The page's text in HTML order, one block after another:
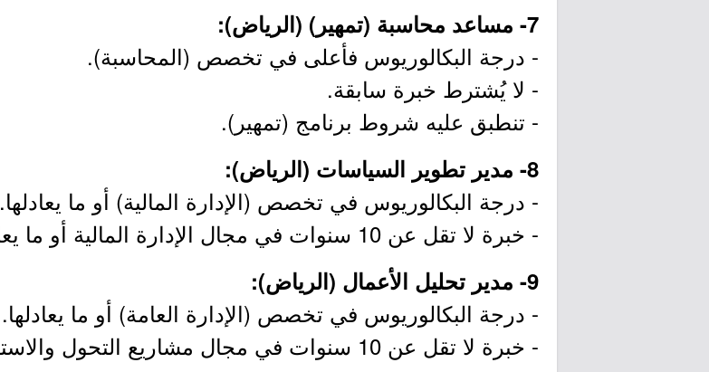
7- مساعد محاسبة (تمهير) (الرياض):
- درجة البكالوريوس فأعلى في تخصص (المحاسبة).
- لا يُشترط خبرة سابقة.
- تنطبق عليه شروط برنامج (تمهير).
8- مدير تطوير السياسات (الرياض):
- درجة البكالوريوس في تخصص (الإدارة المالية) أو ما يعادلها.
- خبرة لا تقل عن 10 سنوات في مجال الإدارة المالية أو ما يعادلها و 5 سنوات في منصب إشرافي.
9- مدير تحليل الأعمال (الرياض):
- درجة البكالوريوس في تخصص (الإدارة العامة) أو ما يعادلها.
- خبرة لا تقل عن 10 سنوات في مجال مشاريع التحول والاستراتيجية.